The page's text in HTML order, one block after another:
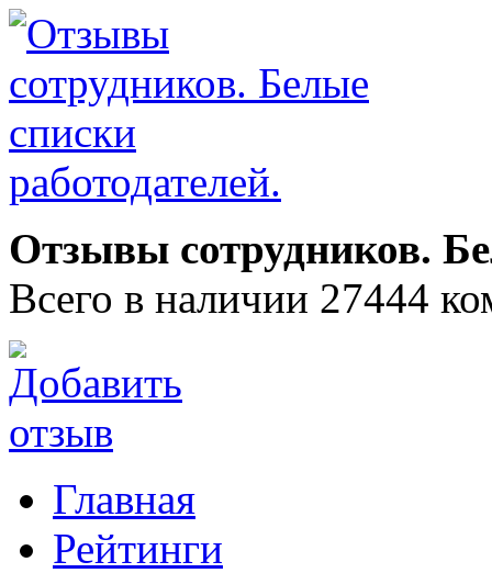
Отзывы сотрудников.
Всего в наличии 27444
Главная
Рейтинги